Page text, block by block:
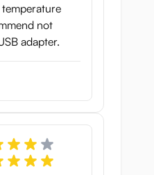
not
adapter.